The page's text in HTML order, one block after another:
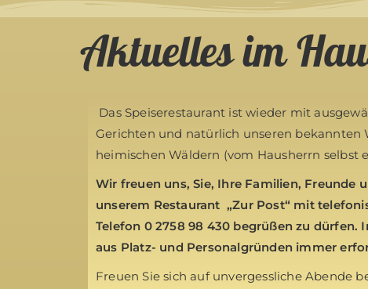
Aktuelles im
Das Speiserestaurant ist wieder mit
Gerichten und natürlich unseren bekannten
heimischen Wäldern (vom Hausherrn selbst
Wir freuen uns, Sie, Ihre Familien, Freunde
unserem Restaurant „Zur Post“ mit
Telefon 0 2758 98 430 begrüßen zu dürfen.
aus Platz- und Personalgründen immer
Freuen Sie sich auf unvergessliche Abende